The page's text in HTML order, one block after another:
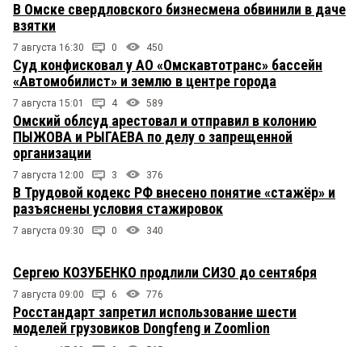
В Омске свердловского бизнесмена обвинили в даче
взятки
7 августа 16:30 0 450
Суд конфисковал у АО «Омскавтотранс» бассейн
«Автомобилист» и землю в центре города
7 августа 15:01 4 589
Омский облсуд арестовал и отправил в колонию
ПЫЖОВА и РЫГАЕВА по делу о запрещенной
организации
7 августа 12:00 3 376
В Трудовой кодекс РФ внесено понятие «стажёр» и
разъяснены условия стажировок
7 августа 09:30 0 340
Сергею КОЗУБЕНКО продлили СИЗО до сентября
7 августа 09:00 6 776
Росстандарт запретил использование шести
моделей грузовиков Dongfeng и Zoomlion